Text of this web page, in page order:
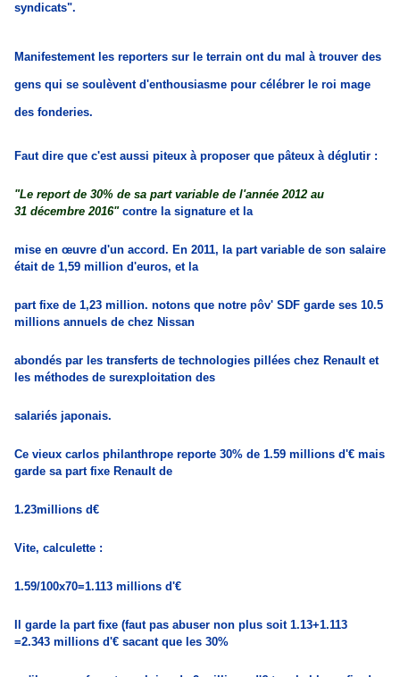
syndicats".
Manifestement les reporters sur le terrain ont du mal à trouver des
gens qui se soulèvent d'enthousiasme pour célébrer le roi mage
des fonderies.
Faut dire que c'est aussi piteux à proposer que pâteux à déglutir :
"Le report de 30% de sa part variable de l'année 2012 au
31 décembre 2016" contre la signature et la
mise en œuvre d'un accord. En 2011, la part variable de son salaire
était de 1,59 million d'euros, et la
part fixe de 1,23 million. notons que notre pôv' SDF garde ses 10.5
millions annuels de chez Nissan
abondés par les transferts de technologies pillées chez Renault et
les méthodes de surexploitation des
salariés japonais.
Ce vieux carlos philanthrope reporte 30% de 1.59 millions d'€ mais
garde sa part fixe Renault de
1.23millions d€
Vite, calculette :
1.59/100x70=1.113 millions d'€
Il garde la part fixe (faut pas abuser non plus soit 1.13+1.113
=2.343 millions d'€ sacant que les 30%